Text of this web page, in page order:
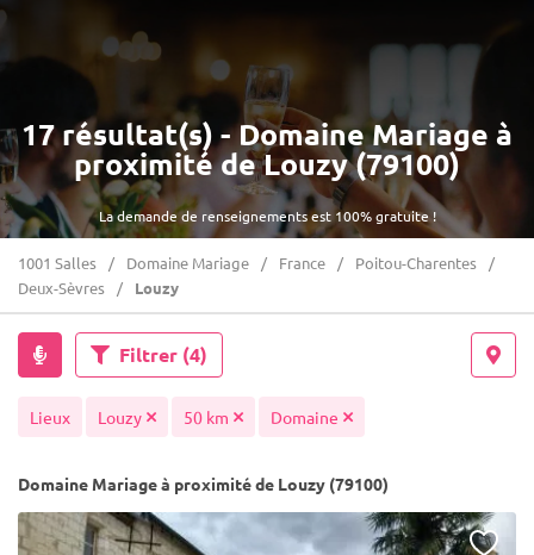
La demande de renseignements est 100% gratuite !
17 résultat(s) - Domaine Mariage à
proximité de Louzy (79100)
1001 Salles Domaine Mariage France
Poitou-Charentes
Deux-Sèvres
Louzy
Filtrer (4)
Lieux Louzy 50 km Domaine
Domaine Mariage à proximité de Louzy (79100)